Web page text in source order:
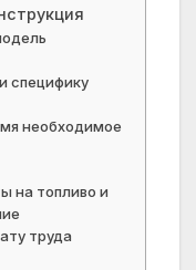
специфику
необходимое
на топливо и
труда